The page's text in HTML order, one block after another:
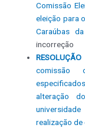
Comissão
eleição para
Caraúbas
incorreção
comissão
alteração
realização de